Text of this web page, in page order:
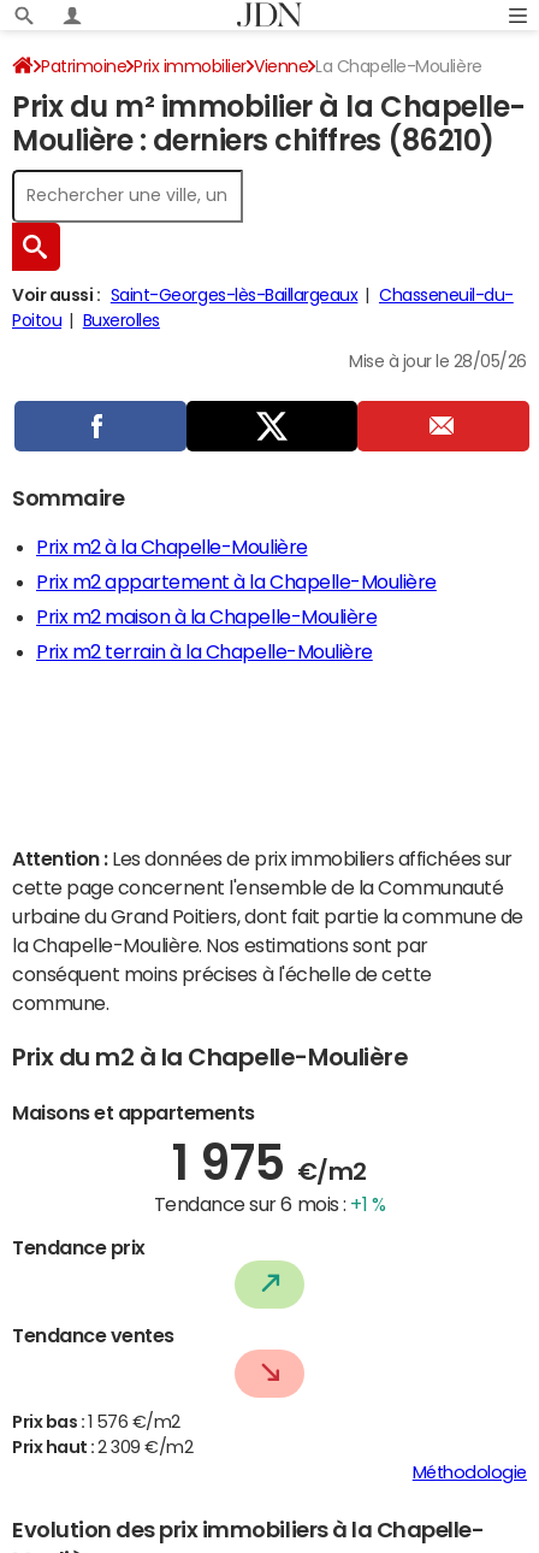
Patrimoine Prix immobilier Vienne La Chapelle-Moulière
Prix du m² immobilier à la Chapelle-
Moulière : derniers chiffres (86210)
Voir aussi : Saint-Georges-lès-Baillargeaux
Chasseneuil-du-
Poitou
Buxerolles
Mise à jour le 28/05/26
Sommaire
Prix m2 à la Chapelle-Moulière
Prix m2 appartement à la Chapelle-Moulière
Prix m2 maison à la Chapelle-Moulière
Prix m2 terrain à la Chapelle-Moulière
Attention : Les données de prix immobiliers affichées sur
cette page concernent l'ensemble de la Communauté
urbaine du Grand Poitiers, dont fait partie la commune de
la Chapelle-Moulière. Nos estimations sont par
conséquent moins précises à l'échelle de cette
commune.
Prix du m2 à la Chapelle-Moulière
Maisons et appartements
1 975 €/m2
Tendance sur 6 mois : +1 %
Tendance prix
Tendance ventes
Prix bas :
1 576 €/m2
Prix haut :2 309 €/m2
Méthodologie
Evolution des prix immobiliers à la Chapelle-